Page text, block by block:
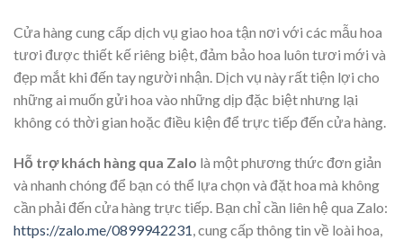
Cửa hàng cung cấp dịch vụ giao hoa tận nơi với các mẫu hoa
tươi được thiết kế riêng biệt, đảm bảo hoa luôn tươi mới và
đẹp mắt khi đến tay người nhận. Dịch vụ này rất tiện lợi cho
những ai muốn gửi hoa vào những dịp đặc biệt nhưng lại
không có thời gian hoặc điều kiện để trực tiếp đến cửa hàng.
Hỗ trợ khách hàng qua Zalo là một phương thức đơn giản
và nhanh chóng để bạn có thể lựa chọn và đặt hoa mà không
cần phải đến cửa hàng trực tiếp. Bạn chỉ cần liên hệ qua Zalo:
https://zalo.me/0899942231, cung cấp thông tin về loài hoa,